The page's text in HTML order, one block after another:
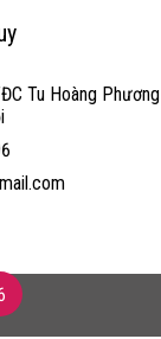
Tu Hoàng Phương